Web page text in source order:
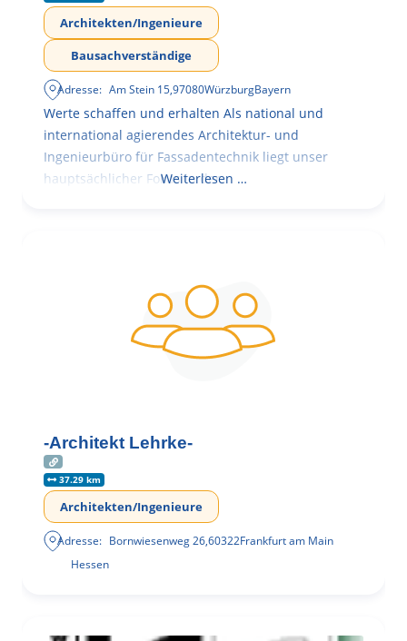
Architekten/Ingenieure
Bausachverständige
Adresse: Am Stein 15,97080WürzburgBayern
Werte schaffen und erhalten Als national und
international agierendes Architektur- und
Ingenieurbüro für Fassadentechnik liegt unser
hauptsächlicher Fokus in der
Weiterlesen …
-Architekt Lehrke-
37.29 km
Architekten/Ingenieure
Adresse: Bornwiesenweg 26,60322Frankfurt am Main
Hessen